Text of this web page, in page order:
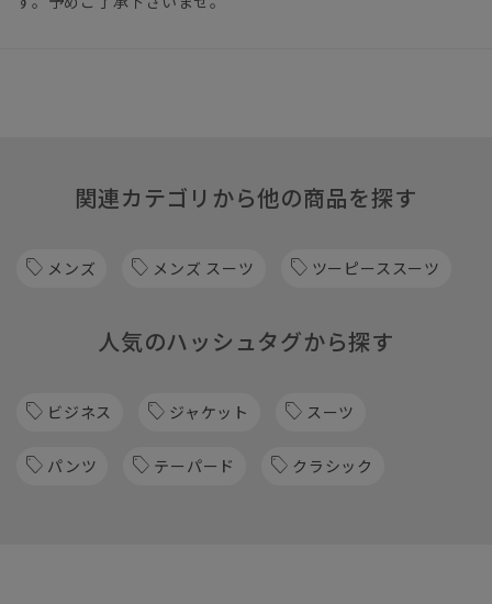
関連カテゴリから他の商品を探す
メンズ メンズ スーツ ツーピーススーツ
人気のハッシュタグから探す
ビジネス ジャケット スーツ
パンツ テーパード クラシック